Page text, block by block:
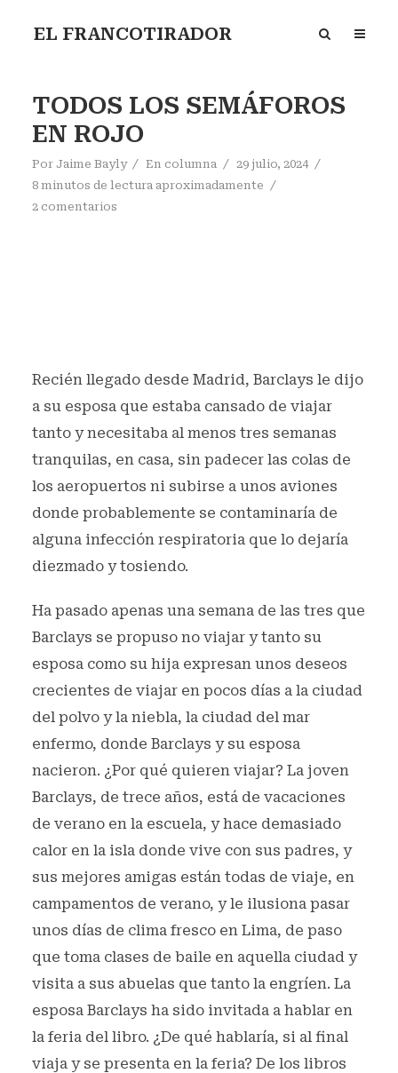
EL FRANCOTIRADOR
TODOS LOS SEMÁFOROS
EN ROJO
Por Jaime Bayly En columna
29 julio, 2024
8 minutos de lectura aproximadamente
2 comentarios
Recién llegado desde Madrid, Barclays le dijo
a su esposa que estaba cansado de viajar
tanto y necesitaba al menos tres semanas
tranquilas, en casa, sin padecer las colas de
los aeropuertos ni subirse a unos aviones
donde probablemente se contaminaría de
alguna infección respiratoria que lo dejaría
diezmado y tosiendo.
Ha pasado apenas una semana de las tres que
Barclays se propuso no viajar y tanto su
esposa como su hija expresan unos deseos
crecientes de viajar en pocos días a la ciudad
del polvo y la niebla, la ciudad del mar
enfermo, donde Barclays y su esposa
nacieron. ¿Por qué quieren viajar? La joven
Barclays, de trece años, está de vacaciones
de verano en la escuela, y hace demasiado
calor en la isla donde vive con sus padres, y
sus mejores amigas están todas de viaje, en
campamentos de verano, y le ilusiona pasar
unos días de clima fresco en Lima, de paso
que toma clases de baile en aquella ciudad y
visita a sus abuelas que tanto la engríen. La
esposa Barclays ha sido invitada a hablar en
la feria del libro. ¿De qué hablaría, si al final
viaja y se presenta en la feria? De los libros